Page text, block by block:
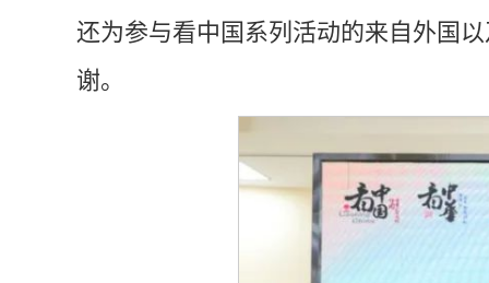
还为参与看中国系列活动的来自外国
谢。